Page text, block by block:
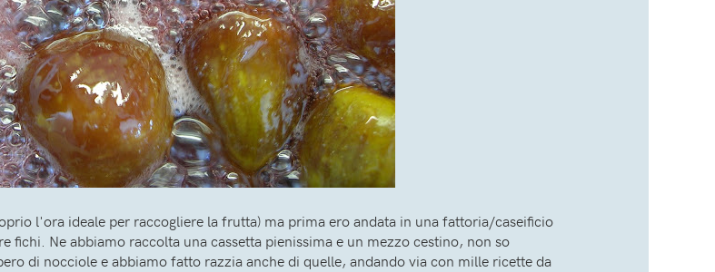
l'ora ideale per raccogliere la frutta) ma prima ero andata in una fattoria/caseificio
Ne abbiamo raccolta una cassetta pienissima e un mezzo cestino, non so
di nocciole e abbiamo fatto razzia anche di quelle, andando via con mille ricette da